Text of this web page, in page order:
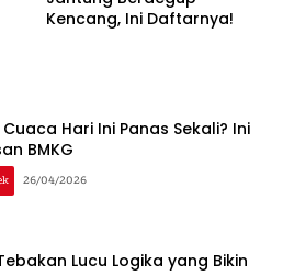
Kencang, Ini Daftarnya!
Hari Ini Panas Sekali? Ini
BMKG
26/04/2026
Lucu Logika yang Bikin